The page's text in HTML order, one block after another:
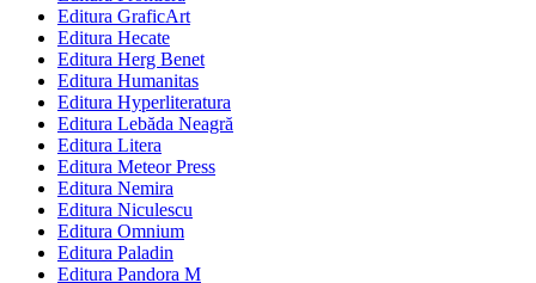
Editura GraficArt
Editura Hecate
Editura Herg Benet
Editura Humanitas
Editura Hyperliteratura
Editura Lebăda Neagră
Editura Litera
Editura Meteor Press
Editura Nemira
Editura Niculescu
Editura Omnium
Editura Paladin
Editura Pandora M